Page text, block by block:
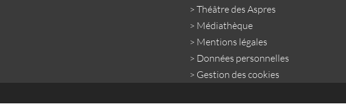
>Théâtre des Aspres
> Médiathèque
> Mentions légales
> Données personnelles
> Gestion des cookies